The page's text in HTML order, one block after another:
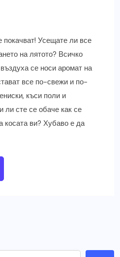
покачват! Усещате ли все
на лятото? Всичко
се носи аромат на
все по-свежи и по-
къси поли и
ли сте се обаче как се
косата ви? Хубаво е да